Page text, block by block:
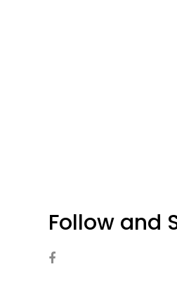
Follow and